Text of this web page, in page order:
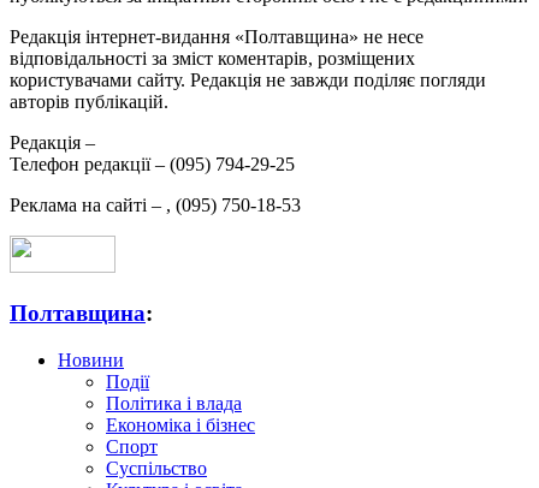
Редакція інтернет-видання «Полтавщина» не несе
відповідальності за зміст коментарів, розміщених
користувачами сайту. Редакція не завжди поділяє погляди
авторів публікацій.
Редакція –
Телефон редакції – (095) 794-29-25
Реклама на сайті – , (095) 750-18-53
Полтавщина:
Новини
Події
Політика і влада
Економіка і бізнес
Спорт
Суспільство